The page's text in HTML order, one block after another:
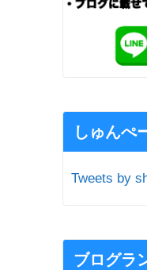
しゅんぺ
Tweets by
ブログラ